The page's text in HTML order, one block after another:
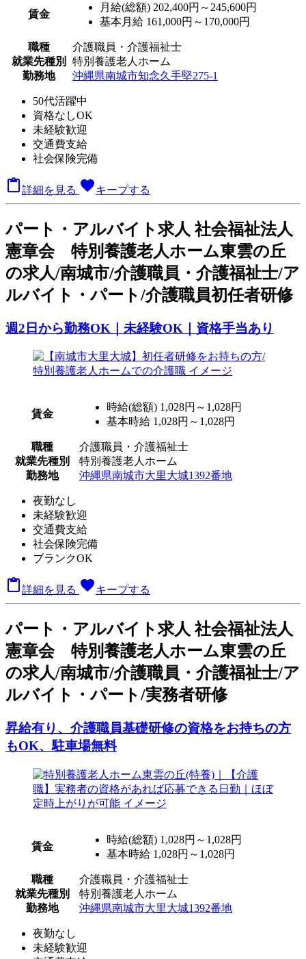
賃金
月給(総額) 202,400円～245,600円
基本月給 161,000円～170,000円
職種
介護職員・介護福祉士
就業先種別
特別養護老人ホーム
勤務地
沖縄県南城市知念久手堅275‐1
50代活躍中
資格なしOK
未経験歓迎
交通費支給
社会保険完備
詳細を見る favoriteキープする
パート ・アルバイト求人 社会福祉法人
憲章会 特別養護老人ホーム東雲の丘
の求人/南城市/介護職員・介護福祉士/ア
ルバイト・パート/介護職員初任者研修
週2日から勤務OK｜未経験OK｜資格手当あり
賃金
時給(総額) 1,028円～1,028円
基本時給 1,028円～1,028円
職種
介護職員・介護福祉士
就業先種別
特別養護老人ホーム
勤務地
沖縄県南城市大里大城1392番地
夜勤なし
未経験歓迎
交通費支給
社会保険完備
ブランクOK
 詳細を見る favoriteキープする
パート ・アルバイト求人 社会福祉法人
憲章会 特別養護老人ホーム東雲の丘
の求人/南城市/介護職員・介護福祉士/ア
ルバイト・パート/実務者研修
昇給有り、介護職員基礎研修の資格をお持ちの方
もOK、駐車場無料
賃金
時給(総額) 1,028円～1,028円
基本時給 1,028円～1,028円
職種
介護職員・介護福祉士
就業先種別
特別養護老人ホーム
勤務地
沖縄県南城市大里大城1392番地
夜勤なし
未経験歓迎